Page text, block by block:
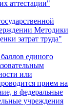
аттестации"
Методики
затрат труда"
единого
или
прием на
в федеральные
учреждения